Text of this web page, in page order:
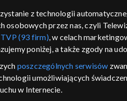
,
TVP
pomoc kontakt
z technologii
przez nas, czyli
(93 firm), w celach
poniżej, a także zgody na
poszczególnych serwisów
umożliwiających
w Internecie.